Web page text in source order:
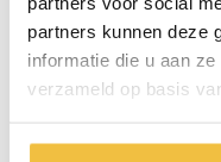
partners kunnen deze
informatie die u aan
verzameld op basis
1.000+